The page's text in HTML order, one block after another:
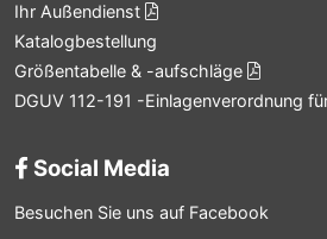
Ihr Außendienst
Katalogbestellung
Größentabelle & -aufschläge
DGUV 112-191 -Einlagenverordnung
Social Media
Besuchen Sie uns auf Facebook